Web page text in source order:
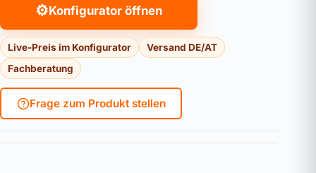
⚙Konfigurator öffnen
Live-Preis im Konfigurator
Versand DE/AT
Fachberatung
Frage zum Produkt stellen